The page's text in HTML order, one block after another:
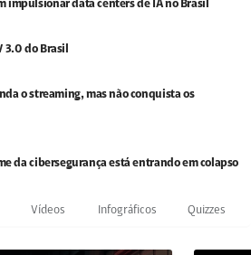
impulsionar data centers de IA no Brasil
3.0 do Brasil
o streaming, mas não conquista os
da cibersegurança está entrando em colapso
Vídeos Infográficos Quizzes